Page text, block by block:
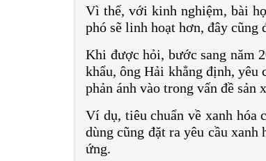
Vì thế, với kinh nghiệm, bài
phó sẽ linh hoạt hơn, đây
Khi được hỏi, bước sang năm
khẩu, ông Hải khẳng định, yêu
phản ánh vào trong vấn đề sản
Ví dụ, tiêu chuẩn về xanh hóa
dùng cũng đặt ra yêu cầu
ứng.